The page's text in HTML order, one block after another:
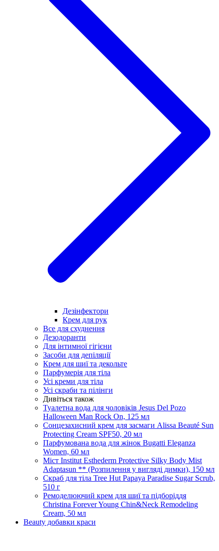
Дезінфектори
Крем для рук
Все для схуднення
Дезодоранти
Для інтимної гігієни
Засоби для депіляції
Крем для шиї та декольте
Парфумерія для тіла
Усі креми для тіла
Усі скраби та пілінги
Дивіться також
Туалетна вода для чоловіків Jesus Del Pozo
Halloween Man Rock On, 125 мл
Сонцезахисний крем для засмаги Alissa Beauté Sun
Protecting Cream SPF50, 20 мл
Парфумована вода для жінок Bugatti Eleganza
Women, 60 мл
Міст Institut Esthederm Protective Silky Body Mist
Adaptasun ** (Розпилення у вигляді димки), 150 мл
Скраб для тіла Tree Hut Papaya Paradise Sugar Scrub,
510 г
Ремоделюючий крем для шиї та підборіддя
Christina Forever Young Chin&Neck Remodeling
Cream, 50 мл
Beauty добавки краси